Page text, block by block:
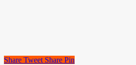
Share Tweet Share Pin